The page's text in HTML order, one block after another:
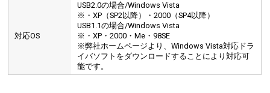
対応OS
USB2.0の場合/Windows Vista
※・XP（SP2以降）・2000（SP4以降）
USB1.1の場合/Windows Vista
※・XP・2000・Me・98SE
※弊社ホームページより、Windows Vista対応ドラ
イバソフトをダウンロードすることにより対応可
能です。